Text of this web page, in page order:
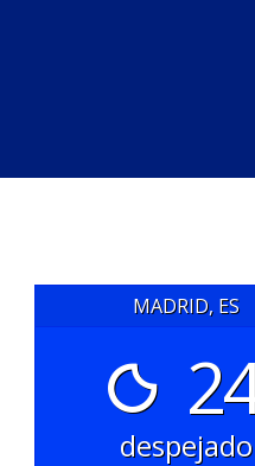
MADRID, ES
despejado